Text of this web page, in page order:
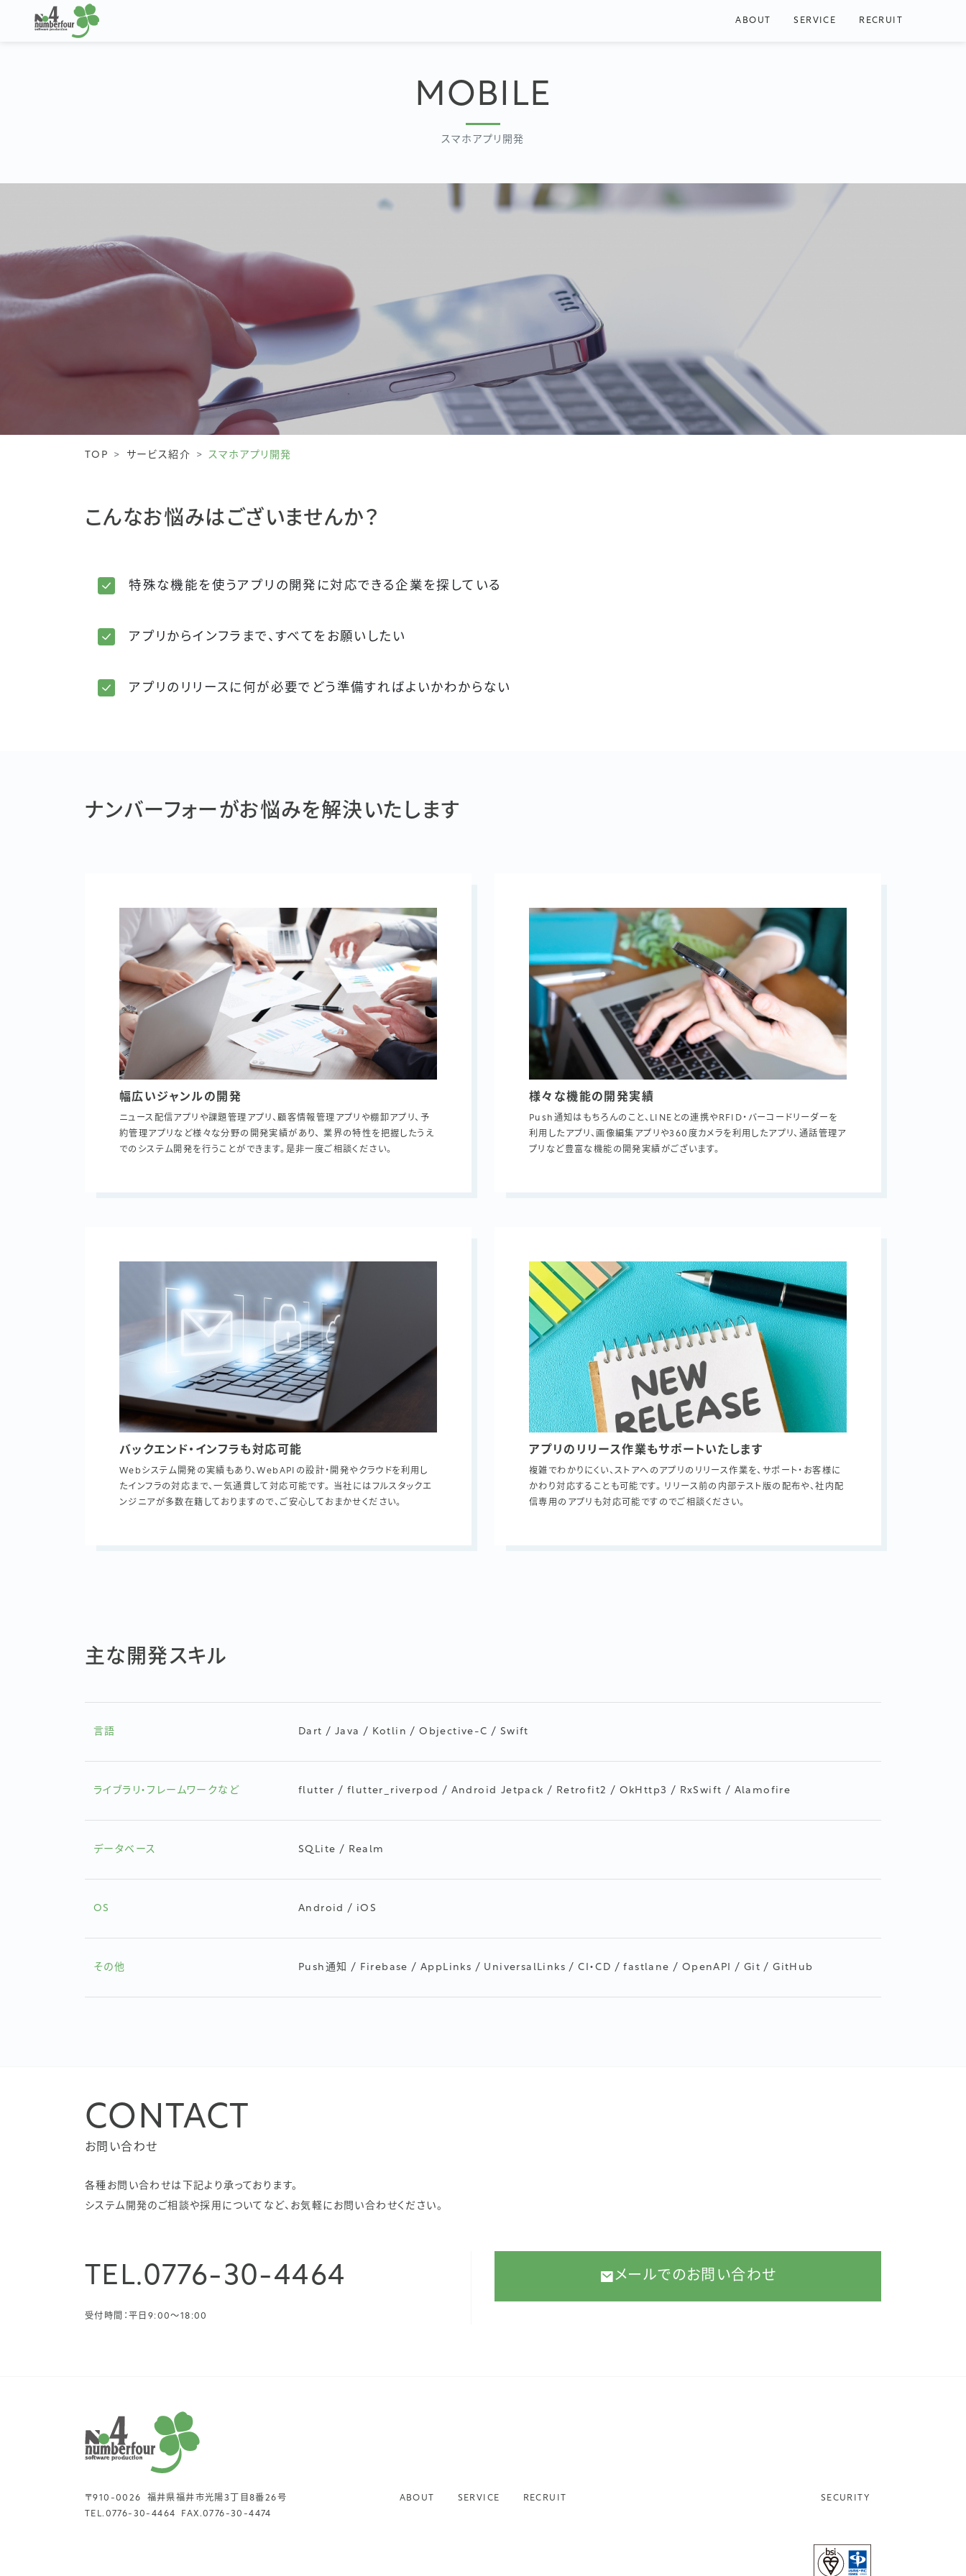
ABOUT SERVICE RECRUIT
MOBILE
スマホアプリ開発
TOP サービス紹介 スマホアプリ開発
こんなお悩みはございませんか？
特殊な機能を使うアプリの開発に対応できる企業を探している
アプリからインフラまで、すべてをお願いしたい
アプリのリリースに何が必要でどう準備すればよいかわからない
ナンバーフォーがお悩みを解決いたします
幅広いジャンルの開発
ニュース配信アプリや課題管理アプリ、顧客情報管理アプリや棚卸アプリ、予
約管理アプリなど様々な分野の開発実績があり、 業界の特性を把握したうえ
でのシステム開発を行うことができます。是非一度ご相談ください。
様々な機能の開発実績
Push通知はもちろんのこと、LINEとの連携やRFID・バーコードリーダーを
利用したアプリ、画像編集アプリや360度カメラを利用したアプリ、通話管理ア
プリなど豊富な機能の開発実績がございます。
バックエンド・インフラも対応可能
Webシステム開発の実績もあり、WebAPIの設計・開発やクラウドを利用し
たインフラの対応まで、一気通貫して対応可能です。 当社にはフルスタックエ
ンジニアが多数在籍しておりますので、ご安心しておまかせください。
アプリのリリース作業もサポートいたします
複雑でわかりにくい、ストアへのアプリのリリース作業を、サポート・お客様に
かわり対応することも可能です。 リリース前の内部テスト版の配布や、社内配
信専用のアプリも対応可能ですのでご相談ください。
主な開発スキル
言語 Dart / Java / Kotlin / Objective-C / Swift
ライブラリ・フレームワークなど flutter / flutter_riverpod / Android Jetpack / Retrofit2 / OkHttp3 / RxSwift / Alamofire
データベース SQLite / Realm
OS Android / iOS
その他 Push通知 / Firebase / AppLinks / UniversalLinks / CI・CD / fastlane / OpenAPI / Git / GitHub
CONTACT
お問い合わせ
各種お問い合わせは下記より承っております。
システム開発のご相談や採用についてなど、お気軽にお問い合わせください。
TEL.0776-30-4464
受付時間：平日9:00〜18:00
メールでのお問い合わせ
〒910-0026
福井県福井市光陽3丁目8番26号
TEL. 0776-30-4464 FAX.0776-30-4474
ABOUT SERVICE RECRUIT SECURITY